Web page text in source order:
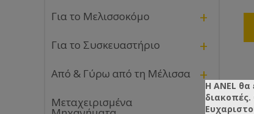
Για το Μελισσοκόμο +
Για το Συσκευαστήριο +
Από & Γύρω από τη Μέλισσα +
Μεταχειρισμένα
Η ANEL